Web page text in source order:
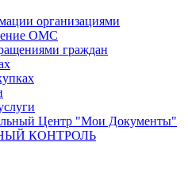
организациями
ОМС
граждан
Центр "Мои Документы"
КОНТРОЛЬ